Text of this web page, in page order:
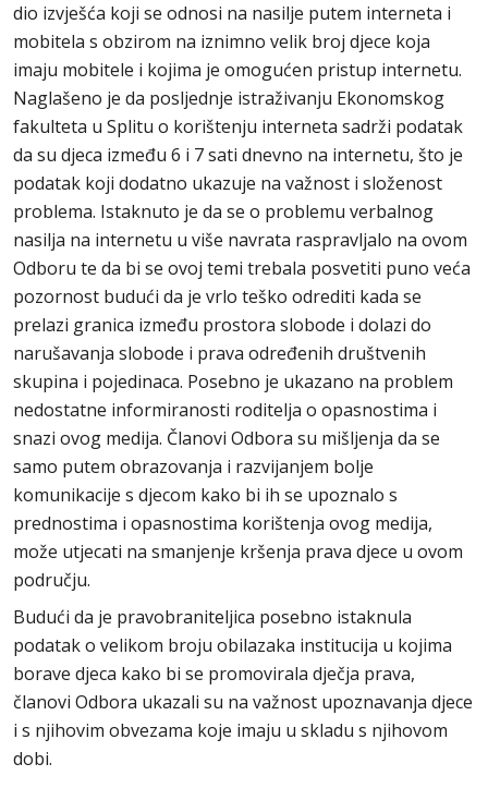
dio izvješća koji se odnosi na nasilje putem interneta i
mobitela s obzirom na iznimno velik broj djece koja
imaju mobitele i kojima je omogućen pristup internetu.
Naglašeno je da posljednje istraživanju Ekonomskog
fakulteta u Splitu o korištenju interneta sadrži podatak
da su djeca između 6 i 7 sati dnevno na internetu, što je
podatak koji dodatno ukazuje na važnost i složenost
problema. Istaknuto je da se o problemu verbalnog
nasilja na internetu u više navrata raspravljalo na ovom
Odboru te da bi se ovoj temi trebala posvetiti puno veća
pozornost budući da je vrlo teško odrediti kada se
prelazi granica između prostora slobode i dolazi do
narušavanja slobode i prava određenih društvenih
skupina i pojedinaca. Posebno je ukazano na problem
nedostatne informiranosti roditelja o opasnostima i
snazi ovog medija. Članovi Odbora su mišljenja da se
samo putem obrazovanja i razvijanjem bolje
komunikacije s djecom kako bi ih se upoznalo s
prednostima i opasnostima korištenja ovog medija,
može utjecati na smanjenje kršenja prava djece u ovom
području.
Budući da je pravobraniteljica posebno istaknula
podatak o velikom broju obilazaka institucija u kojima
borave djeca kako bi se promovirala dječja prava,
članovi Odbora ukazali su na važnost upoznavanja djece
i s njihovim obvezama koje imaju u skladu s njihovom
dobi.